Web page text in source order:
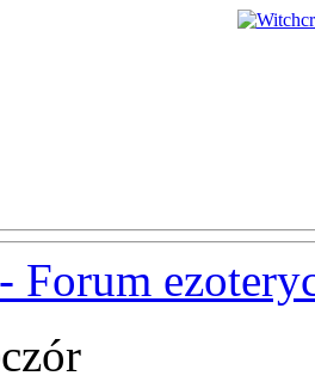
Forum